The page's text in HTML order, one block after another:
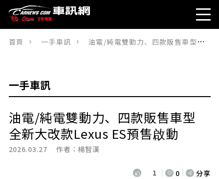
首頁 一手車訊 油電/純電雙動力、四款販售車型全新大改款Lexus ES預售啟動
一手車訊
油電/純電雙動力、四款販售車型
全新大改款Lexus ES預售啟動
2026.03.27 作者：楊智漢
1 0 分享